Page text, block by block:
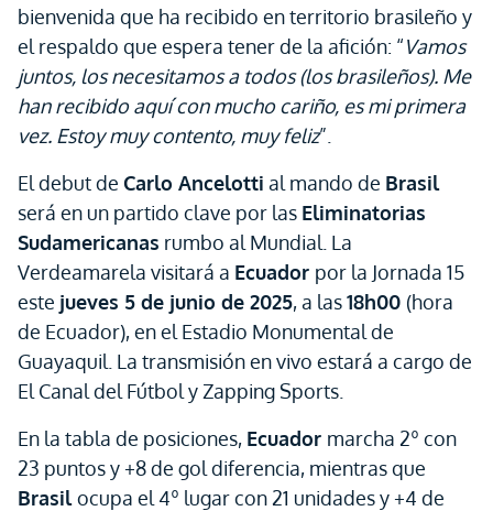
bienvenida que ha recibido en territorio brasileño y
el respaldo que espera tener de la afición: “Vamos
juntos, los necesitamos a todos (los brasileños). Me
han recibido aquí con mucho cariño, es mi primera
vez. Estoy muy contento, muy feliz”.
El debut de Carlo Ancelotti al mando de Brasil
será en un partido clave por las Eliminatorias
Sudamericanas rumbo al Mundial. La
Verdeamarela visitará a Ecuador por la Jornada 15
este jueves 5 de junio de 2025, a las18h00 (hora
de Ecuador), en el Estadio Monumental de
Guayaquil. La transmisión en vivo estará a cargo de
El Canal del Fútbol y Zapping Sports.
En la tabla de posiciones, Ecuador marcha 2º con
23 puntos y +8 de gol diferencia, mientras que
Brasilocupa el 4º lugar con 21 unidades y +4 de